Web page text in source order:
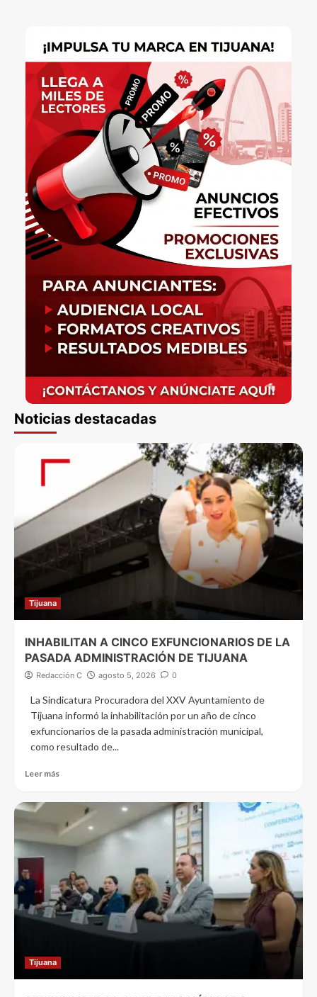
Noticias destacadas
Tijuana
INHABILITAN A CINCO EXFUNCIONARIOS DE LA
PASADA ADMINISTRACIÓN DE TIJUANA
Redacción C agosto 5, 2026 0
La Sindicatura Procuradora del XXV Ayuntamiento de
Tijuana informó la inhabilitación por un año de cinco
exfuncionarios de la pasada administración municipal,
como resultado de...
Leer más
Tijuana